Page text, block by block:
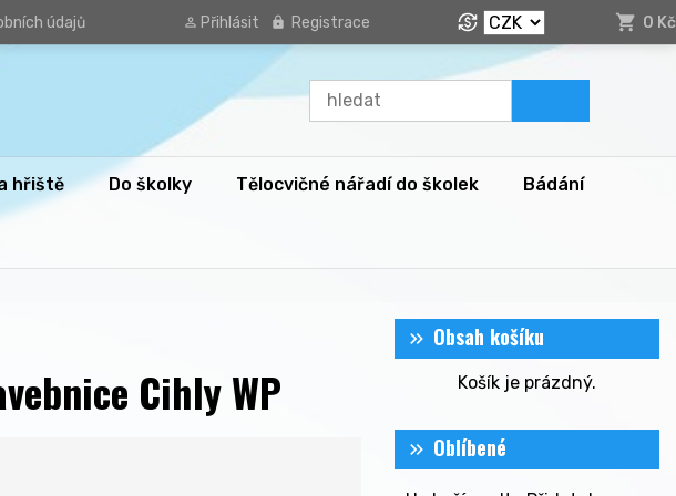
údajů Přihlásit Registrace 0 Kč
hřiště Do školky Tělocvičné nářadí do školek Bádání
Cihly WP
Obsah košíku
Košík je prázdný.
Oblíbené